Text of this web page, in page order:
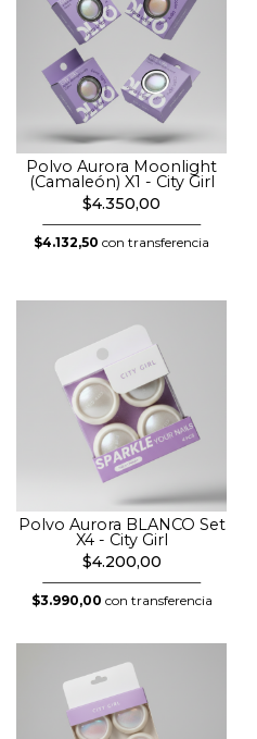
Polvo Aurora Moonlight
(Camaleón) X1 - City Girl
$4.350,00
$4.132,50 con transferencia
Polvo Aurora BLANCO Set
X4 - City Girl
$4.200,00
$3.990,00 con transferencia